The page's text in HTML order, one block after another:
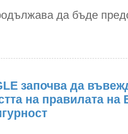
да бъде
започва да
на правилата на